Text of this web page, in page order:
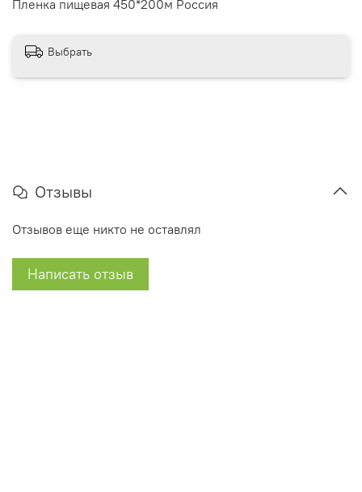
Пленка пищевая 450*200м Россия
Выбрать
Отзывы
Отзывов еще никто не оставлял
Написать отзыв